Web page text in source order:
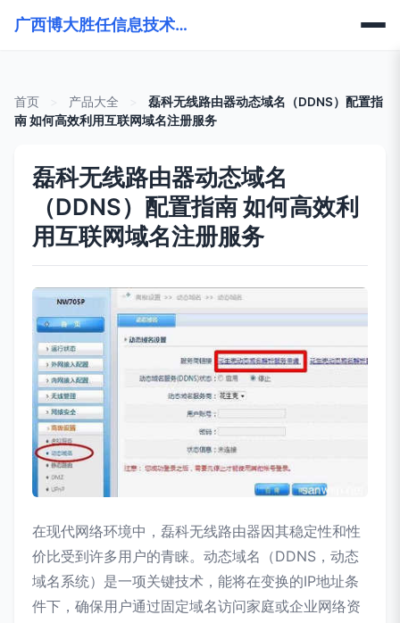
广西博大胜任信息技术有限公司
首页 产品大全
磊科无线路由器动态域名（DDNS）配置指
南 如何高效利用互联网域名注册服务
磊科无线路由器动态域名
（DDNS）配置指南 如何高效利
用互联网域名注册服务
在现代网络环境中，磊科无线路由器因其稳定性和性
价比受到许多用户的青睐。动态域名（DDNS，动态
域名系统）是一项关键技术，能将在变换的IP地址条
件下，确保用户通过固定域名访问家庭或企业网络资